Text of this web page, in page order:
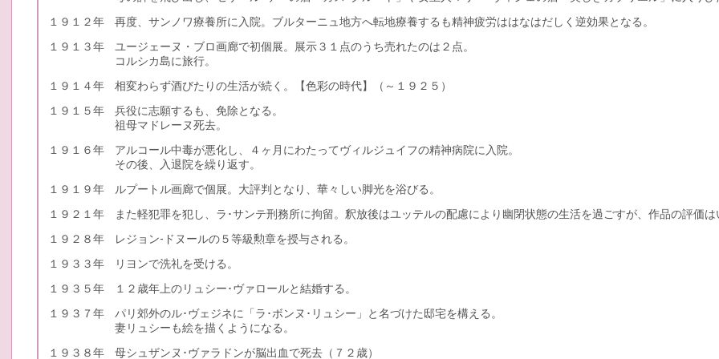
１９１２年
再度、サンノワ療養所に入院。ブルターニュ地方へ転地療養するも精神疲労ははなはだしく逆効果となる。
１９１３年
ユージェーヌ・ブロ画廊で初個展。展示３１点のうち売れたのは２点。
コルシカ島に旅行。
１９１４年
相変わらず酒びたりの生活が続く。【色彩の時代】（～１９２５）
１９１５年
兵役に志願するも、免除となる。
祖母マドレーヌ死去。
１９１６年
アルコール中毒が悪化し、４ヶ月にわたってヴィルジュイフの精神病院に入院。
その後、入退院を繰り返す。
１９１９年
ルプートル画廊で個展。大評判となり、華々しい脚光を浴びる。
１９２１年
また軽犯罪を犯し、ラ･サンテ刑務所に拘留。釈放後はユッテルの配慮により幽閉状態の生活を過ごすが、作品の評価は
１９２８年
レジョン-ドヌールの５等級勲章を授与される。
１９３３年
リヨンで洗礼を受ける。
１９３５年
１２歳年上のリュシー･ヴァロールと結婚する。
１９３７年
パリ郊外のル･ヴェジネに「ラ･ボンヌ･リュシー」と名づけた邸宅を構える。
妻リュシーも絵を描くようになる。
１９３８年
母シュザンヌ･ヴァラドンが脳出血で死去（７２歳）